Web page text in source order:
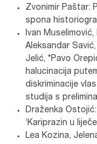
Zvonimir Paštar:
spona
Ivan
Aleksandar
Jelić, *Pavo
halucinacija
diskriminacije
studija s
Draženka
‘Kariprazin u
Lea Kozina,